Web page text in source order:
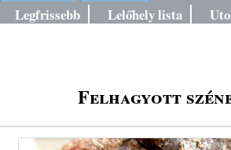
Legfrissebb
Lelőhely lista
Felhagyott